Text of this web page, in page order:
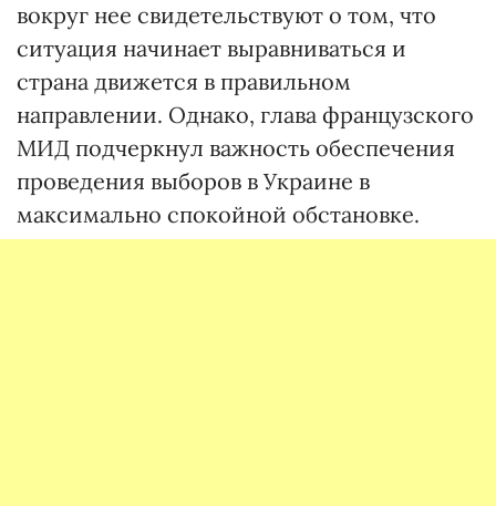
вокруг нее свидетельствуют о том, что
ситуация начинает выравниваться и
страна движется в правильном
направлении. Однако, глава французского
МИД подчеркнул важность обеспечения
проведения выборов в Украине в
максимально спокойной обстановке.